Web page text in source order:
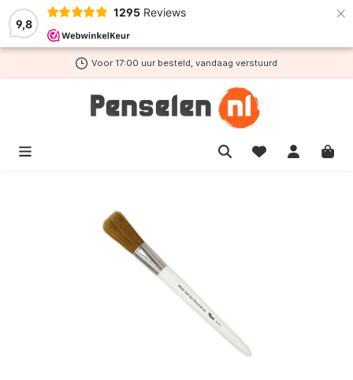
9,8
1295 Reviews ×
hoofdinhoud
Voor 17:00 uur besteld, vandaag verstuurd